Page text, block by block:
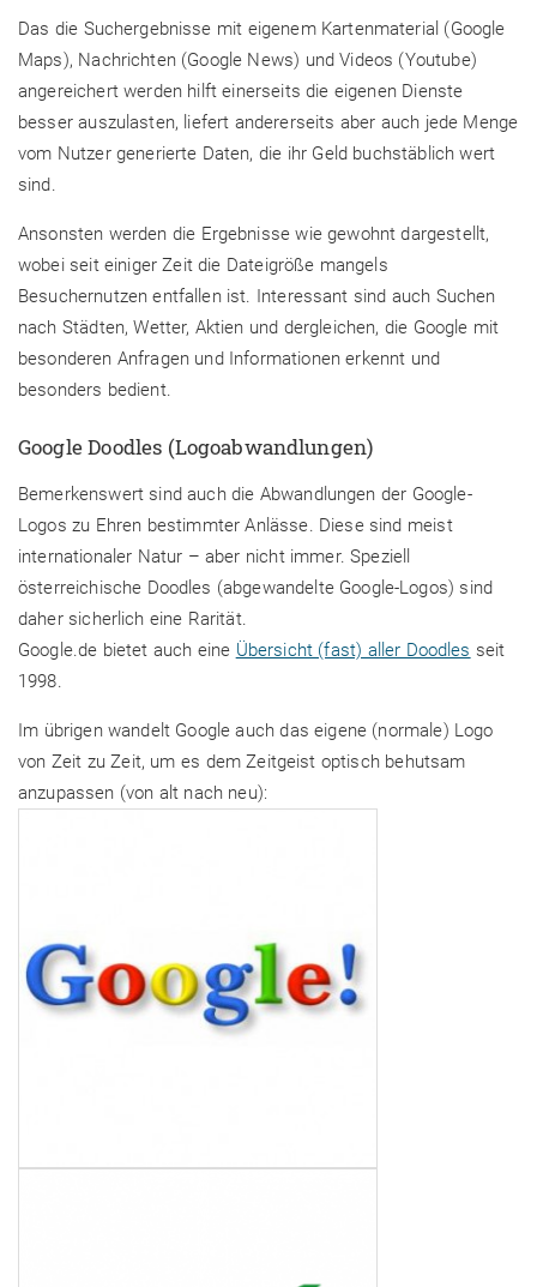
Das die Suchergebnisse mit eigenem Kartenmaterial (Google
Maps), Nachrichten (Google News) und Videos (Youtube)
angereichert werden hilft einerseits die eigenen Dienste
besser auszulasten, liefert andererseits aber auch jede Menge
vom Nutzer generierte Daten, die ihr Geld buchstäblich wert
sind.
Ansonsten werden die Ergebnisse wie gewohnt dargestellt,
wobei seit einiger Zeit die Dateigröße mangels
Besuchernutzen entfallen ist. Interessant sind auch Suchen
nach Städten, Wetter, Aktien und dergleichen, die Google mit
besonderen Anfragen und Informationen erkennt und
besonders bedient.
Google Doodles (Logoabwandlungen)
Bemerkenswert sind auch die Abwandlungen der Google-
Logos zu Ehren bestimmter Anlässe. Diese sind meist
internationaler Natur – aber nicht immer. Speziell
österreichische Doodles (abgewandelte Google-Logos) sind
daher sicherlich eine Rarität.
Google.de bietet auch eine Übersicht (fast) aller Doodles seit
1998.
Im übrigen wandelt Google auch das eigene (normale) Logo
von Zeit zu Zeit, um es dem Zeitgeist optisch behutsam
anzupassen (von alt nach neu):